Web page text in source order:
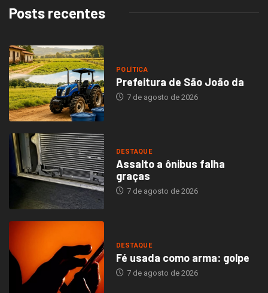
Posts recentes
POLÍTICA
Prefeitura de São João da
7 de agosto de 2026
DESTAQUE
Assalto a ônibus falha
graças
7 de agosto de 2026
DESTAQUE
Fé usada como arma: golpe
7 de agosto de 2026